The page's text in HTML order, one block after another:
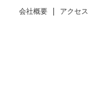
会社概要 アクセス